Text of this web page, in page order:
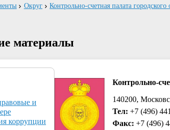
Округ Контрольно-счетная палата городского
материалы
и
коррупции
Контрольно-
140200,
Тел: +7 (496)
Факс: +7 (496)